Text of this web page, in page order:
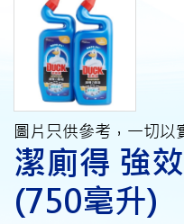
圖片只供參考，一切以
潔廁得 強
(750毫升)